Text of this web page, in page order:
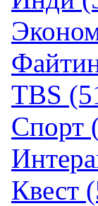
TBS
Спорт
Квест